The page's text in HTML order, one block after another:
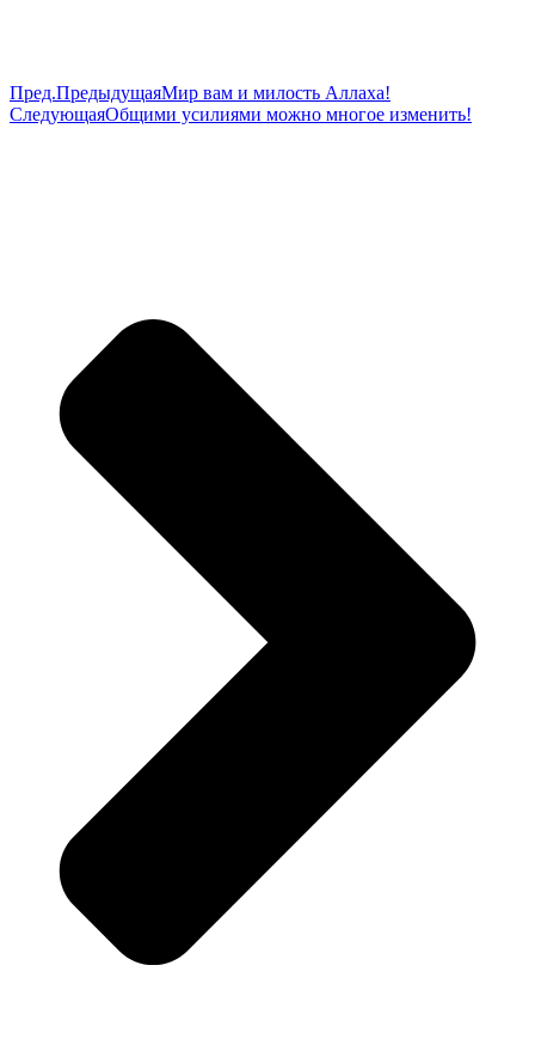
Пред.ПредыдущаяМир вам и милость Аллаха!
СледующаяОбщими усилиями можно многое изменить!